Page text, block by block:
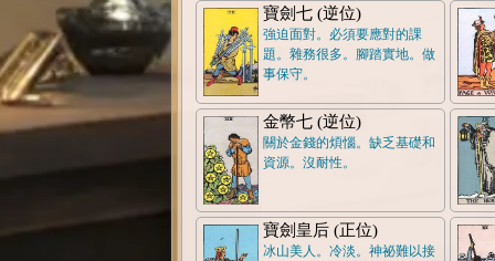
寶劍七 (逆位)
強迫面對。必須要應對的課
題。雜務很多。腳踏實地。做
事保守。
金幣七 (逆位)
關於金錢的煩惱。缺乏基礎和
資源。沒耐性。
寶劍皇后 (正位)
冰山美人。冷淡。神祕難以接